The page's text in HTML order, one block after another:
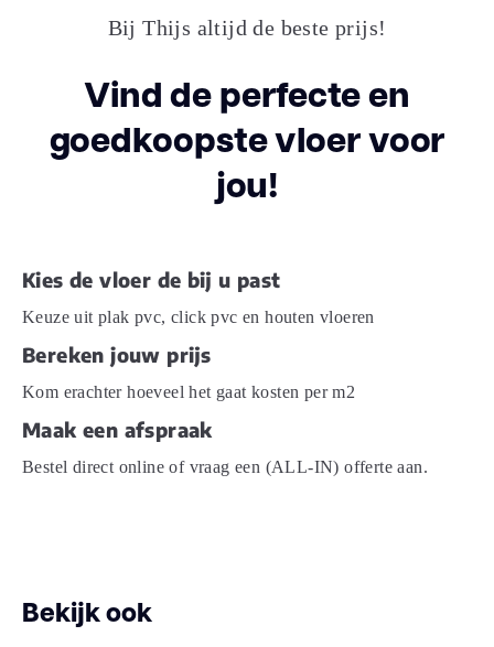
Familienaam
visgraat
Formaldehyde emissie E1
GS1 nummer
Gebruiksklasse
consumenten
23 - zwaar
Gebruiksklasse project
Lichtechtheid (>=)
Bij Thijs altijd de beste prijs!
Vind de perfecte en
goedkoopste vloer voor
jou!
Kies de vloer de bij u past
Keuze uit plak pvc, click pvc en houten vloeren
Bereken jouw prijs
Kom erachter hoeveel het gaat kosten per m2
Maak een afspraak
Bestel direct online of vraag een (ALL-IN) offerte aan.
Bekijk ook